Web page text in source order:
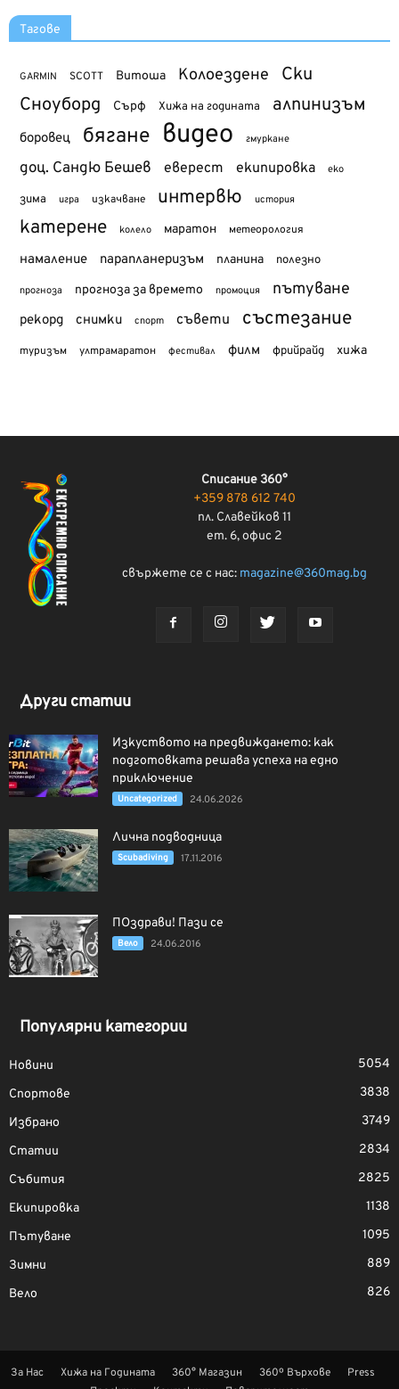
Тагове
GARMIN SCOTT Витоша Колоездене Ски
Сноуборд Сърф Хижа на годината алпинизъм
боровец бягане видео гмуркане
доц. Сандю Бешев еверест екипировка еко
зима игра изкачване интервю история
катерене колело маратон метеорология
намаление парапланеризъм планина полезно
прогноза прогноза за времето промоция пътуване
рекорд снимки спорт съвети състезание
туризъм ултрамаратон фестивал филм фрийрайд хижа
Списание 360°
+359 878 612 740
пл. Славейков 11
ет. 6, офис 2
свържете се с нас: magazine@360mag.bg
Други статии
Изкуството на предвиждането: как
подготовката решава успеха на едно
приключение
Uncategorized 24.06.2026
Лична подводница
Scubadiving 17.11.2016
ПОздрави! Пази се
Вело 24.06.2016
Популярни категории
Новини
5054
Спортове
3838
Избрано
3749
Статии
2834
Събития
2825
Екипировка
1138
Пътуване
1095
Зимни
889
Вело
826
За Нас Хижа на Годината 360° Магазин 360º Върхове
Press